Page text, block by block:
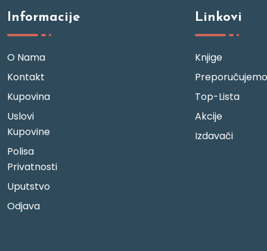
Informacije
O Nama
Kontakt
Kupovina
Uslovi
Kupovine
Polisa
Privatnosti
Uputstvo
Odjava
Linkovi
Knjige
Preporučujemo
Top-Lista
Akcije
Izdavači